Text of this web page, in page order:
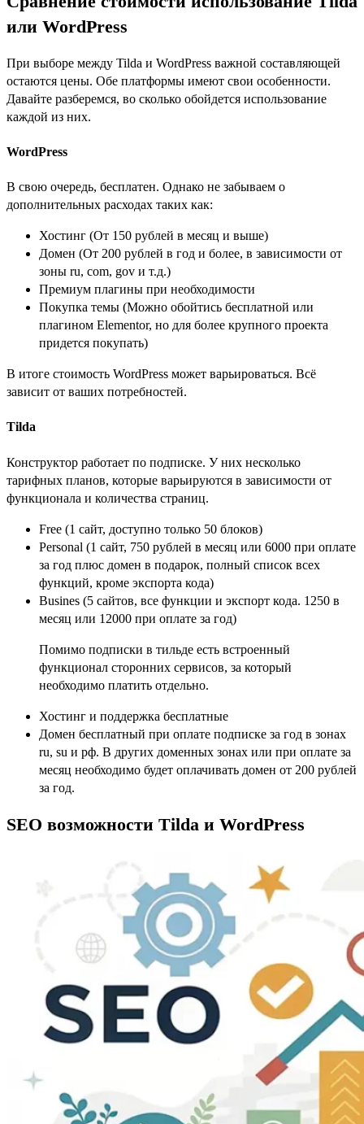
или WordPress
При выборе между Tilda и WordPress важной составляющей
остаются цены. Обе платформы имеют свои особенности.
Давайте разберемся, во сколько обойдется использование
каждой из них.
WordPress
В свою очередь, бесплатен. Однако не забываем о
дополнительных расходах таких как:
Хостинг (От 150 рублей в месяц и выше)
Домен (От 200 рублей в год и более, в зависимости от
зоны ru, com, gov и т.д.)
Премиум плагины при необходимости
Покупка темы (Можно обойтись бесплатной или
плагином Elementor, но для более крупного проекта
придется покупать)
В итоге стоимость WordPress может варьироваться. Всё
зависит от ваших потребностей.
Tilda
Конструктор работает по подписке. У них несколько
тарифных планов, которые варьируются в зависимости от
функционала и количества страниц.
Free (1 сайт, доступно только 50 блоков)
Personal (1 сайт, 750 рублей в месяц или 6000 при оплате
за год плюс домен в подарок, полный список всех
функций, кроме экспорта кода)
Busines (5 сайтов, все функции и экспорт кода. 1250 в
месяц или 12000 при оплате за год)
Помимо подписки в тильде есть встроенный
функционал сторонних сервисов, за который
необходимо платить отдельно.
Хостинг и поддержка бесплатные
Домен бесплатный при оплате подписке за год в зонах
ru, su и рф. В других доменных зонах или при оплате за
месяц необходимо будет оплачивать домен от 200 рублей
за год.
SEO возможности Tilda и WordPress